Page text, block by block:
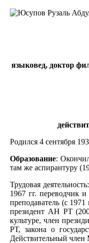
языковед, доктор
Родился 4 сентября
Образование:
там же аспирантуру
Трудовая
1967 гг. переводчик
преподаватель (с
президент АН РТ
культуре, член
РТ, закона о
Действительный член